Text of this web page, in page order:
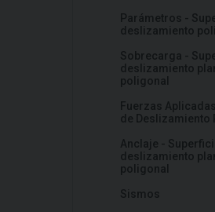
Parámetros -
deslizamiento
Sobrecarga -
deslizamiento
poligonal
Fuerzas
de Deslizamiento
Anclaje -
deslizamiento
poligonal
Sismos